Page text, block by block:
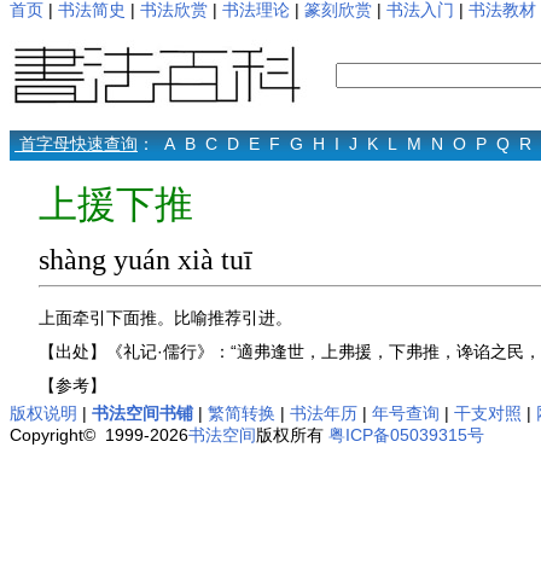
首页 | 书法简史 | 书法欣赏 | 书法理论 | 篆刻欣赏 | 书法入门 | 书法教材
首字母快速查询： A B C D E F G H I J K L M N O P Q R
上援下推
shàng yuán xià tuī
上面牵引下面推。比喻推荐引进。
【出处】《礼记·儒行》：“適弗逢世，上弗援，下弗推，谗谄之民
【参考】
版权说明 | 书法空间书铺 | 繁简转换 | 书法年历 | 年号查询 | 干支对照 |
Copyright© 1999-2026书法空间版权所有 粤ICP备05039315号